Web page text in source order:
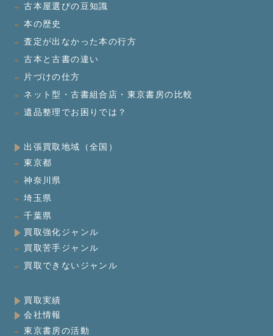
古本屋選びの豆知識
本の歴史
査定が出なかった本の行方
古本と古書の違い
片づけの仕方
ネット型・古書組合店・東京書房の比較
遺品整理でお困りでは？
出張買取地域（全国）
東京都
神奈川県
埼玉県
千葉県
買取強化ジャンル
買取苦手ジャンル
買取できないジャンル
買取実績
会社情報
東京書房の活動